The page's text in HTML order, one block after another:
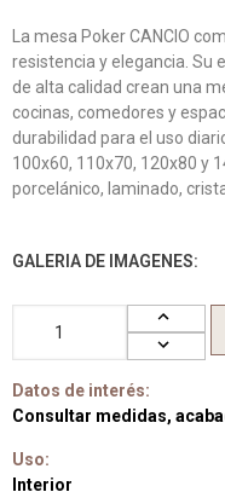
La mesa Poker CANCIO
resistencia y elegancia. Su
de alta calidad crean una
cocinas, comedores y
durabilidad para el uso
100x60, 110x70, 120x80 y
porcelánico, laminado,
GALERIA DE IMAGENES
Datos de interés:
Consultar medidas,
Uso:
Interior